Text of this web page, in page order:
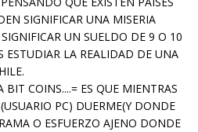
SIGNIFICAR UNA MISERIA
UN SUELDO DE 9 O 10
ESTUDIAR LA REALIDAD DE UNA
COINS....= ES QUE MIENTRAS
PC) DUERME(Y DONDE
O ESFUERZO AJENO DONDE